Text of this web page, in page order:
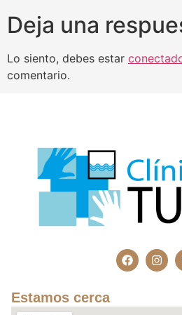
Deja una
Lo siento, debes estar
comentario.
Estamos cerca